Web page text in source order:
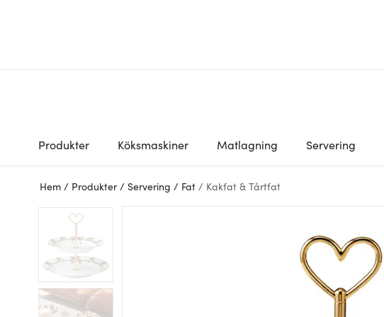
Produkter Köksmaskiner Matlagning Servering
Hem / Produkter / Servering / Fat / Kakfat & Tårtfat